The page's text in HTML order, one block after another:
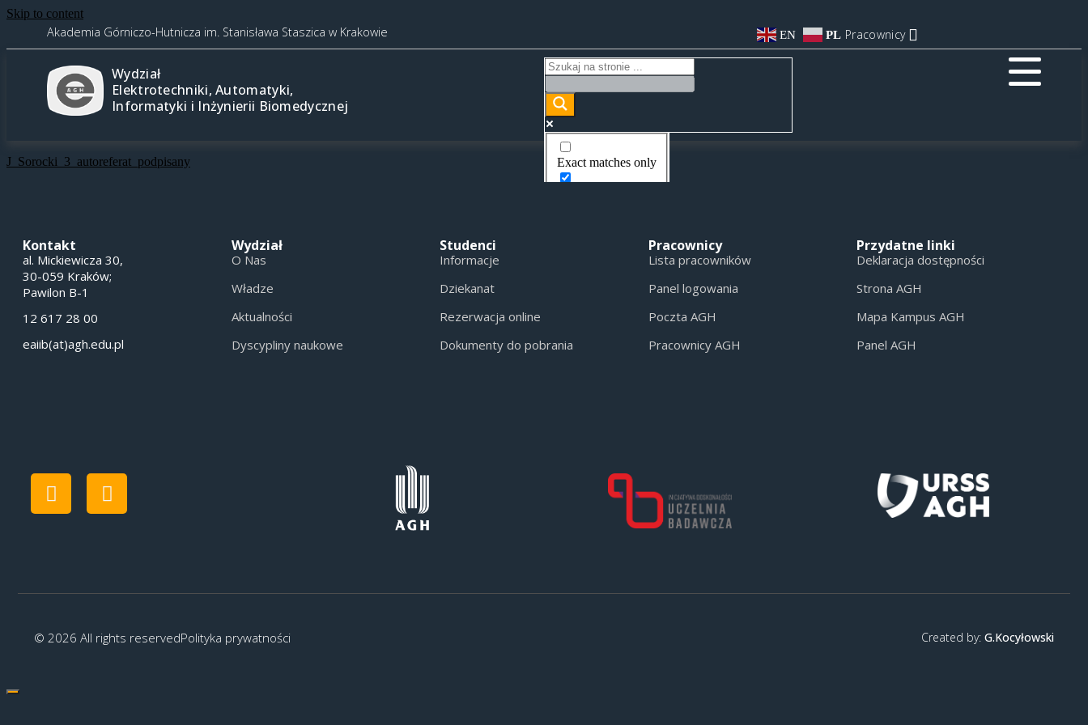
Skip to content
Akademia Górniczo-Hutnicza im. Stanisława Staszica w Krakowie EN PL Pracownicy
Wydział
Elektrotechniki, Automatyki,
Informatyki i Inżynierii Biomedycznej
Exact matches only
J_Sorocki_3_autoreferat_podpisany
Kontakt
al. Mickiewicza 30,
30-059 Kraków;
Pawilon B-1
12 617 28 00
eaiib(at)agh.edu.pl
Wydział
O Nas
Władze
Aktualności
Dyscypliny naukowe
Studenci
Informacje
Dziekanat
Rezerwacja online
Dokumenty do pobrania
Pracownicy
Lista pracowników
Panel logowania
Poczta AGH
Pracownicy AGH
Przydatne linki
Deklaracja dostępności
Strona AGH
Mapa Kampus AGH
Panel AGH
© 2026 All rights reservedPolityka prywatności Created by: G.Kocyłowski